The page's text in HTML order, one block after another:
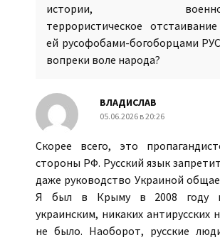
истории, военно-
террористическое
ей русофобами-богоборцами
вопреки воле народа?
ВЛАДИСЛАВ
05.06.2026 в 20:26
Скорее всего, это
стороны РФ. Русский язык
даже руководство Украиной
Я был в Крыму в 2008 году
украинским, никаких антирусских
не было. Наоборот, русские